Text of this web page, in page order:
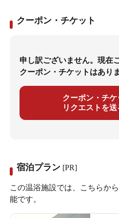
クーポン・チケット
申し訳ございません。現在
クーポン・チケットはあり
クーポン・チ
リクエストを送
宿泊プラン [PR]
この温浴施設では、こちらか
能です。